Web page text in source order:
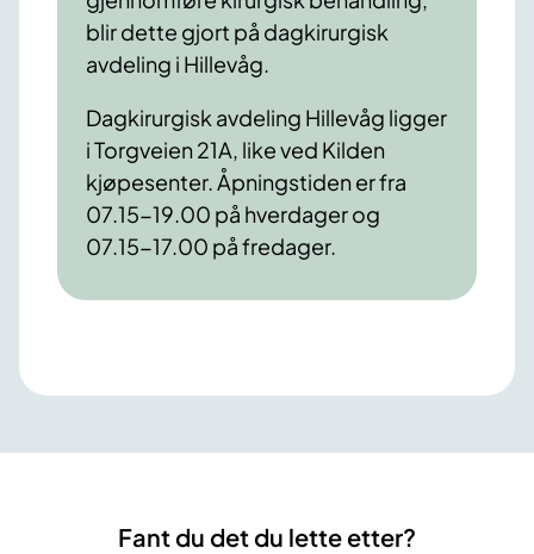
blir dette gjort på dagkirurgisk
avdeling i Hillevåg.
Dagkirurgisk avdeling Hillevåg ligger
i Torgveien 21A, like ved Kilden
kjøpesenter. Åpningstiden er fra
07.15-19.00 på hverdager og
07.15-17.00 på fredager.
Fant du det du lette etter?